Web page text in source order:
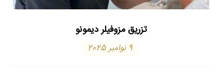
تزریق مزوفیلر دیمونو
9 نوامبر 2025